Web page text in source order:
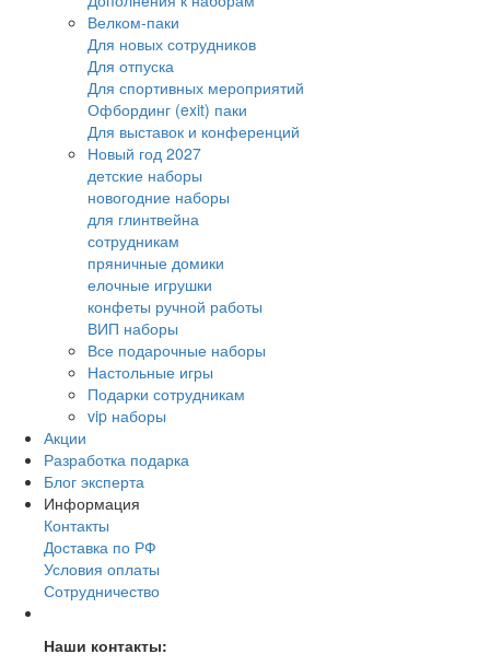
Велком-паки
Для новых сотрудников
Для отпуска
Для спортивных мероприятий
Офбординг (exit) паки
Для выставок и конференций
Новый год 2027
детские наборы
новогодние наборы
для глинтвейна
сотрудникам
пряничные домики
елочные игрушки
конфеты ручной работы
ВИП наборы
Все подарочные наборы
Настольные игры
Подарки сотрудникам
vip наборы
Акции
Разработка подарка
Блог эксперта
Информация
Контакты
Доставка по РФ
Условия оплаты
Сотрудничество
Наши контакты: